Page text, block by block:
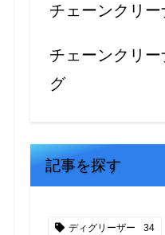
チェーンクリ
チェーンクリ
グ
記事を探す
ディグリーザー 34